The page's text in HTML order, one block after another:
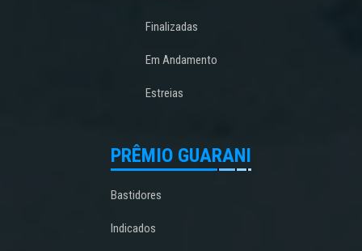
Finalizadas
Em Andamento
Estreias
PRÊMIO GUARANI
Bastidores
Indicados